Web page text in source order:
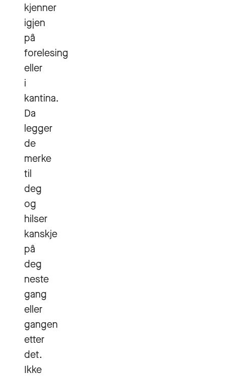
kjenner
igjen
på
forelesing
eller
i
kantina.
Da
legger
de
merke
til
deg
og
hilser
kanskje
på
deg
neste
gang
eller
gangen
etter
det.
Ikke